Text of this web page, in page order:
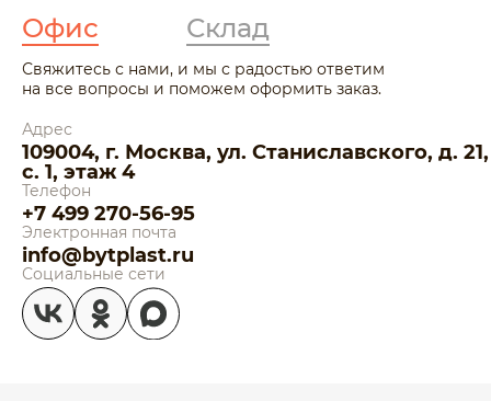
Офис Склад
Свяжитесь с нами, и мы с радостью ответим
на все вопросы и поможем оформить заказ.
Адрес
109004, г. Москва, ул. Станиславского, д. 21,
с. 1, этаж 4
Телефон
+7 499 270-56-95
Электронная почта
info@bytplast.ru
Социальные сети